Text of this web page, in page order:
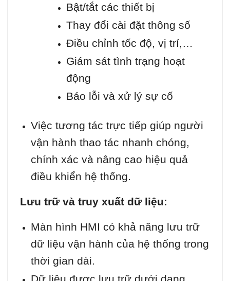
Bật/tắt các thiết bị
Thay đổi cài đặt thông số
Điều chỉnh tốc độ, vị trí,…
Giám sát tình trạng hoạt
động
Báo lỗi và xử lý sự cố
Việc tương tác trực tiếp giúp người
vận hành thao tác nhanh chóng,
chính xác và nâng cao hiệu quả
điều khiển hệ thống.
Lưu trữ và truy xuất dữ liệu:
Màn hình HMI có khả năng lưu trữ
dữ liệu vận hành của hệ thống trong
thời gian dài.
Dữ liệu được lưu trữ dưới dạng